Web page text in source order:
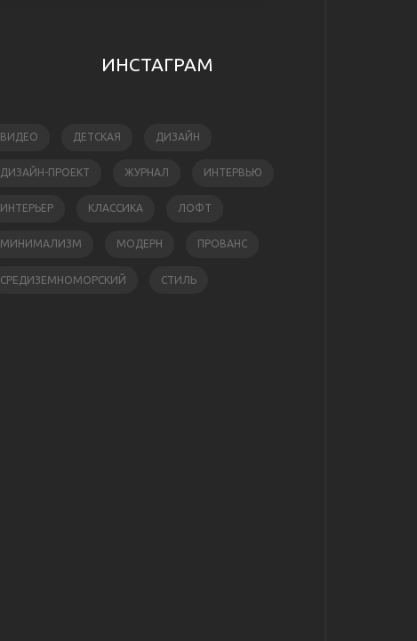
ИНСТАГРАМ
ВИДЕО ДЕТСКАЯ ДИЗАЙН
ДИЗАЙН-ПРОЕКТ ЖУРНАЛ ИНТЕРВЬЮ
ИНТЕРЬЕР КЛАССИКА ЛОФТ
МИНИМАЛИЗМ МОДЕРН ПРОВАНС
СРЕДИЗЕМНОМОРСКИЙ СТИЛЬ